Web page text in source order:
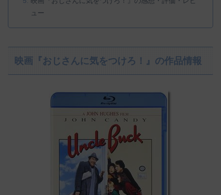
ュー
映画『おじさんに気をつけろ！』の作品情報